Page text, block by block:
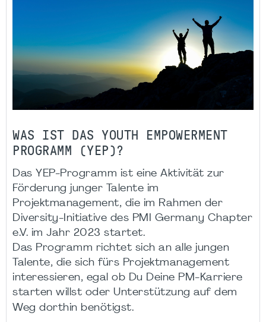
WAS IST DAS YOUTH EMPOWERMENT
PROGRAMM (YEP)?
Das YEP-Programm ist eine Aktivität zur
Förderung junger Talente im
Projektmanagement, die im Rahmen der
Diversity-Initiative des PMI Germany Chapter
e.V. im Jahr 2023 startet.
Das Programm richtet sich an alle jungen
Talente, die sich fürs Projektmanagement
interessieren, egal ob Du Deine PM-Karriere
starten willst oder Unterstützung auf dem
Weg dorthin benötigst.